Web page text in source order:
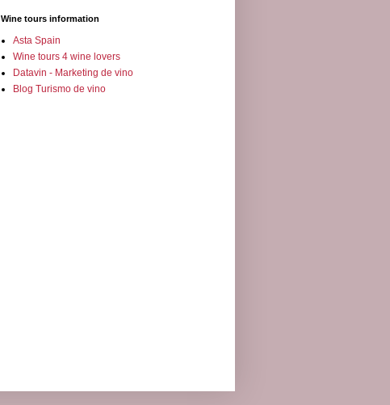
Wine tours information
Asta Spain
Wine tours 4 wine lovers
Datavin - Marketing de vino
Blog Turismo de vino